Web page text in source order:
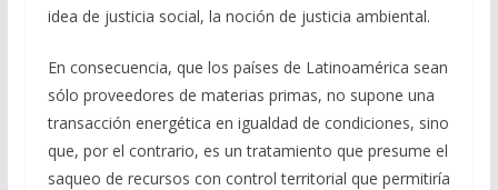
idea de justicia social, la noción de justicia ambiental.
En consecuencia, que los países de Latinoamérica sean
sólo proveedores de materias primas, no supone una
transacción energética en igualdad de condiciones, sino
que, por el contrario, es un tratamiento que presume el
saqueo de recursos con control territorial que permitiría